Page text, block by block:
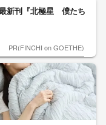
最新刊『北極星 僕たち
PR(FINCHI on GOETHE)